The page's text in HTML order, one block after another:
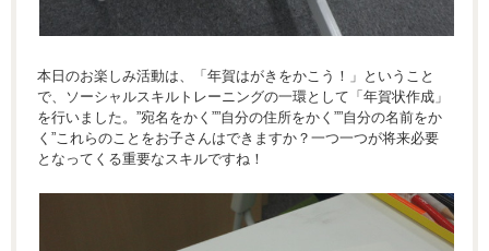
本日のお楽しみ活動は、「年賀はがきをかこう！」ということ
で、ソーシャルスキルトレーニングの一環として「年賀状作成」
を行いました。”宛名をかく””自分の住所をかく””自分の名前をか
く”これらのことをお子さんはできますか？一つ一つが将来必要
となってくる重要なスキルですね！